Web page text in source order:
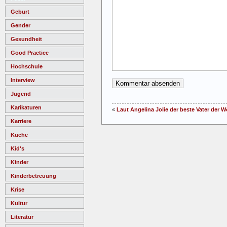
Geburt
Gender
Gesundheit
Good Practice
Hochschule
Interview
Jugend
Karikaturen
Karriere
Küche
Kid's
Kinder
Kinderbetreuung
Krise
Kultur
Literatur
« Laut Angelina Jolie der beste Vater der